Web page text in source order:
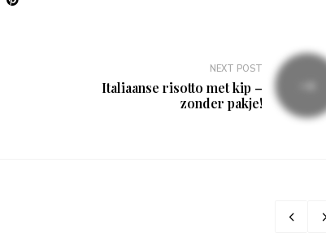
NEXT POST
Italiaanse risotto met kip –
zonder pakje!